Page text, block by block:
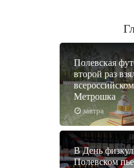
завтра
Полевская
второй раз
Метрошка
В День
Полевском